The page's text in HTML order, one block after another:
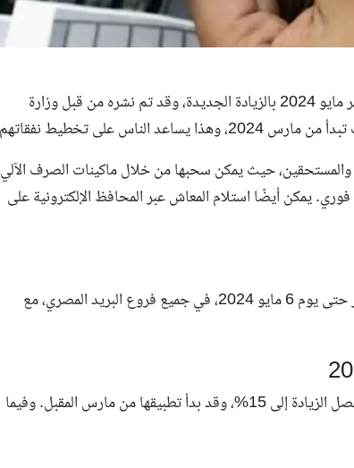
الكثير من الناس في مصر يبحثون عن جدول صرف معاشات شهر مايو 2024 بالزيادة الجديدة، وقد تم نشره من قبل وزارة
على تخطيط نفقاتهم.
والمستحقين، حيث يمكن سحبها من خلال ماكينات الصرف الآلي
يمكن أيضًا استلام المعاش عبر المحافظ الإلكترونية على
تبدأ عمليات صرف المعاشات يوم الأربعاء 1 مايو 2024، وتستمر حتى يوم 6 مايو 2024، في جميع فروع البريد المصري، مع
قررت وزارة التضامن الاجتماعي زيادة معاشات الشهر القادم. ستصل الزيادة إلى 15%، وقد بدأ تطبيقها من مارس المقبل. وفيما